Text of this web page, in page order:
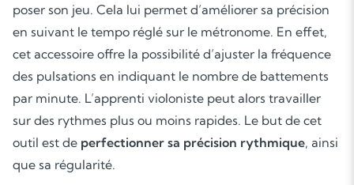
poser son jeu. Cela lui permet d’améliorer sa précision
en suivant le tempo réglé sur le métronome. En effet,
cet accessoire offre la possibilité d’ajuster la fréquence
des pulsations en indiquant le nombre de battements
par minute. L’apprenti violoniste peut alors travailler
sur des rythmes plus ou moins rapides. Le but de cet
outil est de perfectionner sa précision rythmique, ainsi
que sa régularité.